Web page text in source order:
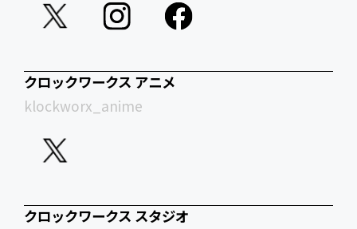
クロックワークス アニメ
klockworx_anime
クロックワークス スタジオ